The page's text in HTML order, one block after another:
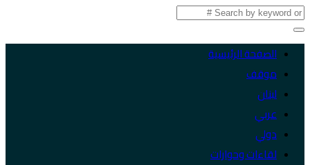
الصفحة الرئيسية
موقف
لبنان
عربي
دولي
لقاءات وحوارات